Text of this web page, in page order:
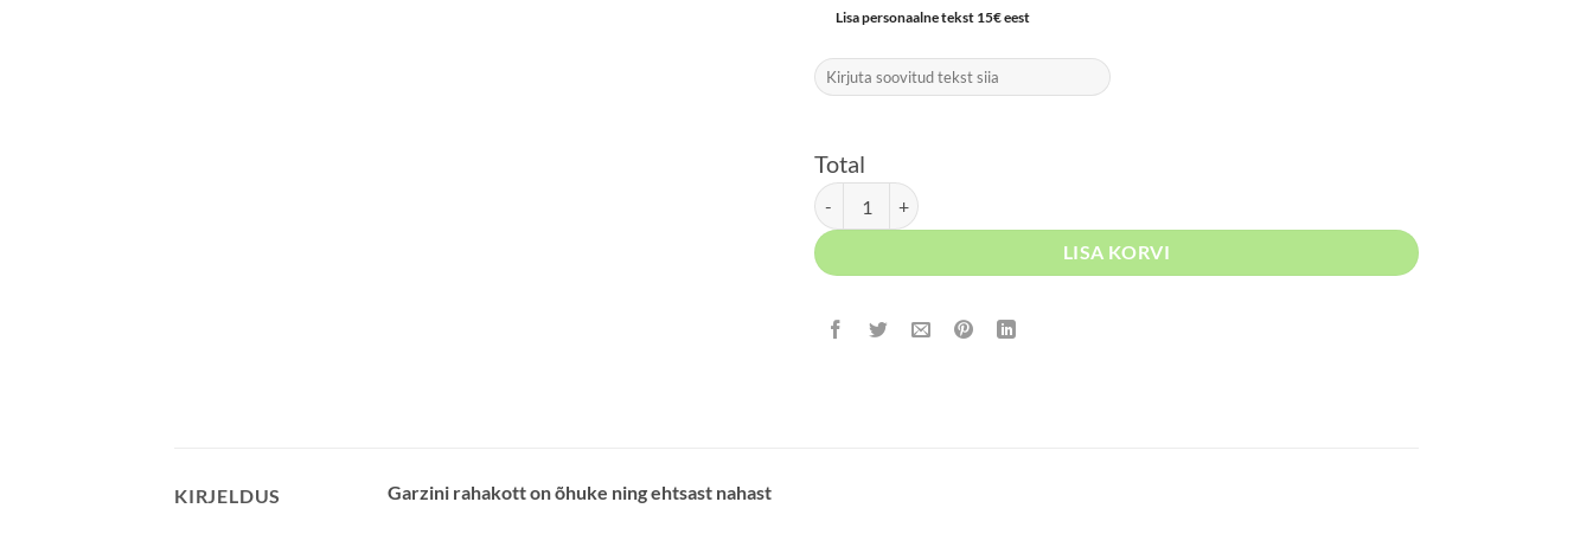
Lisa personaalne tekst 15€ eest
Total
Garzini Essenziale Coin Pocket Magic kogus
LISA KORVI
KIRJELDUS Garzini rahakott on õhuke ning ehtsast nahast